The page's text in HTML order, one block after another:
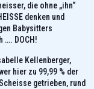
die ohne „ihn“
denken und
Babysitters
…. DOCH!
Kellenberger,
hier zu 99,99 % der
getrieben, rund